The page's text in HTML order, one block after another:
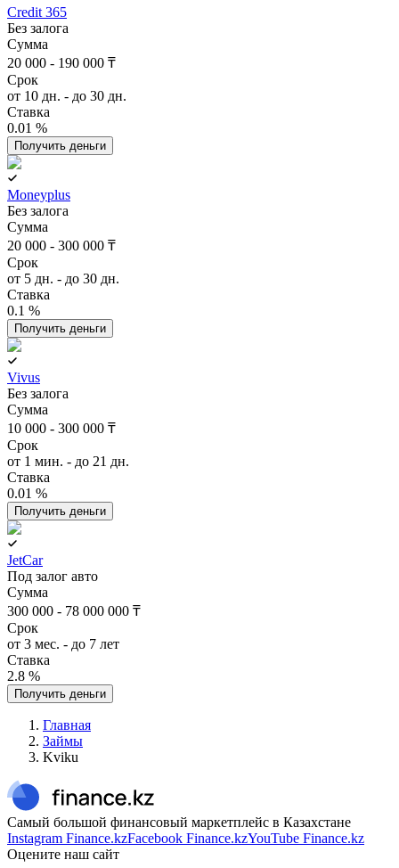
Credit 365
Без залога
Сумма
20 000 - 190 000 ₸
Срок
от 10 дн. - до 30 дн.
Ставка
0.01 %
Получить деньги
Moneyplus
Без залога
Сумма
20 000 - 300 000 ₸
Срок
от 5 дн. - до 30 дн.
Ставка
0.1 %
Получить деньги
Vivus
Без залога
Сумма
10 000 - 300 000 ₸
Срок
от 1 мин. - до 21 дн.
Ставка
0.01 %
Получить деньги
JetCar
Под залог авто
Сумма
300 000 - 78 000 000 ₸
Срок
от 3 мес. - до 7 лет
Ставка
2.8 %
Получить деньги
Главная
Займы
Kviku
Самый большой финансовый маркетплейс в Казахстане
Instagram Finance.kzFacebook Finance.kzYouTube Finance.kz
Оцените наш сайт